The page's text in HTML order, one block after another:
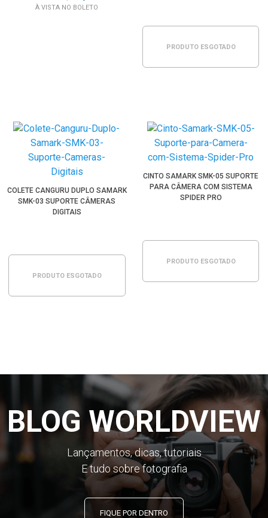
À VISTA NO BOLETO
PRODUTO ESGOTADO
COLETE CANGURU DUPLO SAMARK
SMK-03 SUPORTE CÂMERAS
DIGITAIS
PRODUTO ESGOTADO
CINTO SAMARK SMK-05 SUPORTE
PARA CÂMERA COM SISTEMA
SPIDER PRO
PRODUTO ESGOTADO
BLOG WORLDVIEW
Lançamentos, dicas, tutoriais
E tudo sobre fotografia
FIQUE POR DENTRO